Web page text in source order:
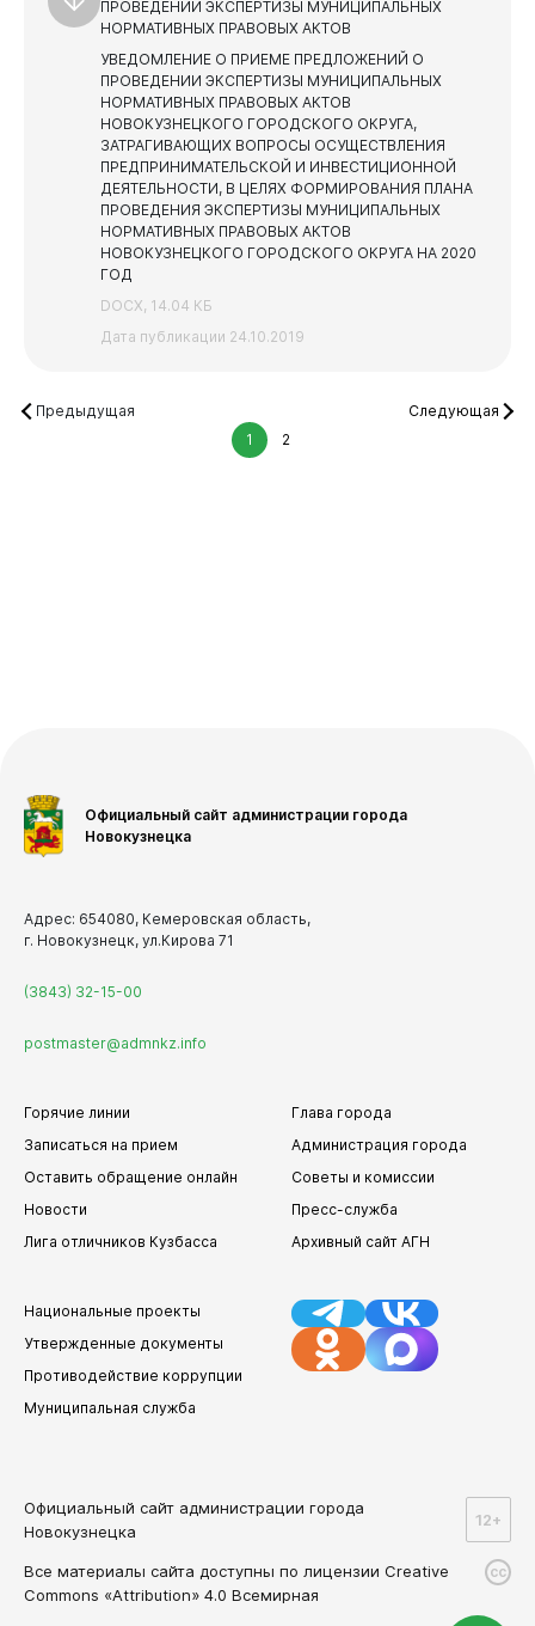
ПРОВЕДЕНИИ ЭКСПЕРТИЗЫ МУНИЦИПАЛЬНЫХ
НОРМАТИВНЫХ ПРАВОВЫХ АКТОВ
УВЕДОМЛЕНИЕ О ПРИЕМЕ ПРЕДЛОЖЕНИЙ О
ПРОВЕДЕНИИ ЭКСПЕРТИЗЫ МУНИЦИПАЛЬНЫХ
НОРМАТИВНЫХ ПРАВОВЫХ АКТОВ
НОВОКУЗНЕЦКОГО ГОРОДСКОГО ОКРУГА,
ЗАТРАГИВАЮЩИХ ВОПРОСЫ ОСУЩЕСТВЛЕНИЯ
ПРЕДПРИНИМАТЕЛЬСКОЙ И ИНВЕСТИЦИОННОЙ
ДЕЯТЕЛЬНОСТИ, В ЦЕЛЯХ ФОРМИРОВАНИЯ ПЛАНА
ПРОВЕДЕНИЯ ЭКСПЕРТИЗЫ МУНИЦИПАЛЬНЫХ
НОРМАТИВНЫХ ПРАВОВЫХ АКТОВ
НОВОКУЗНЕЦКОГО ГОРОДСКОГО ОКРУГА НА 2020
ГОД
DOCX, 14.04 КБ
Дата публикации 24.10.2019
Предыдущая
1
2
Следующая
Официальный сайт администрации города
Новокузнецка
Адрес: 654080, Кемеровская область,
г. Новокузнецк, ул.Кирова 71
(3843) 32-15-00
postmaster@admnkz.info
Горячие линии
Записаться на прием
Оставить обращение онлайн
Новости
Лига отличников Кузбасса
Глава города
Администрация города
Советы и комиссии
Пресс-служба
Архивный сайт АГН
Национальные проекты
Утвержденные документы
Противодействие коррупции
Муниципальная служба
Официальный сайт администрации города
Новокузнецка
12+
cc
Все материалы сайта доступны по лицензии Creative
Commons «Attribution» 4.0 Всемирная